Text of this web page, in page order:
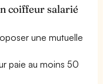
coiffeur salarié
une mutuelle
paie au moins 50